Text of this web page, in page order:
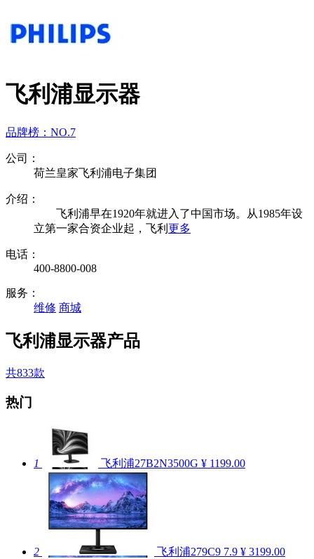
飞利浦显示器
品牌榜： NO.7
公司：
荷兰皇家飞利浦电子集团
介绍：
飞利浦早在1920年就进入了中国市场。从1985年设
立第一家合资企业起，飞利 更多
电话：
400-8800-008
服务：
维修 商城
飞利浦显示器产品
共833款
热门
1 飞利浦27B2N3500G ¥ 1199.00
2 飞利浦279C9 7.9 ¥ 3199.00